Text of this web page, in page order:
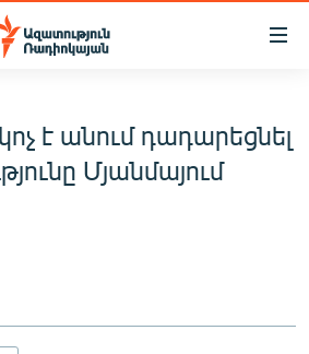
է անում դադարեցնել
Մյանմայում